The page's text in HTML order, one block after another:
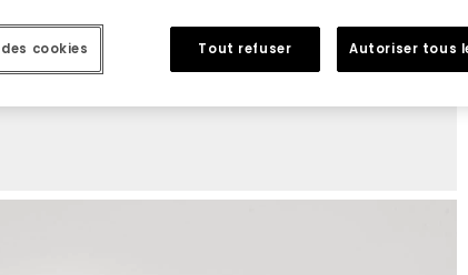
Tout refuser Autoriser tous
cookies